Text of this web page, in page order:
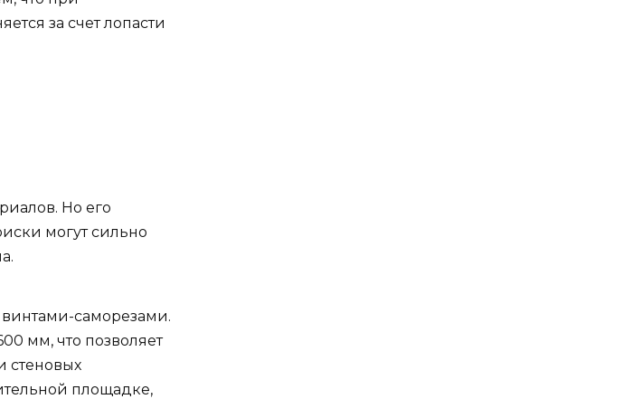
за счет лопасти
Но его
могут сильно
саморезами.
мм, что позволяет
стеновых
площадке,